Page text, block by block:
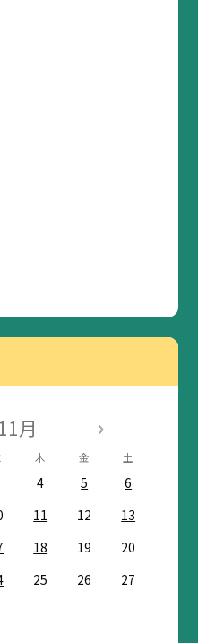
11月
木 金 土
4 5
6
11 12
13
18 19
20
25 26
27